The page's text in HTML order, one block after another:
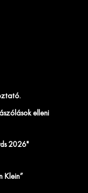
elleni
2026"
Klein”